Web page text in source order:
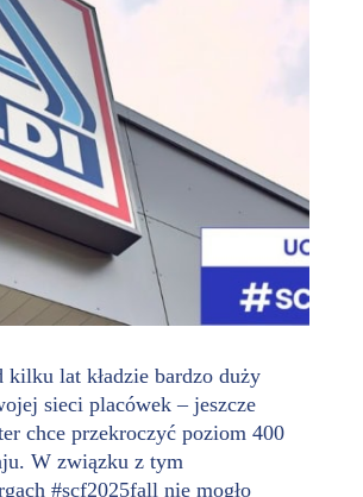
lat kładzie bardzo duży
sieci placówek – jeszcze
chce przekroczyć poziom 400
W związku z tym
#scf2025fall nie mogło